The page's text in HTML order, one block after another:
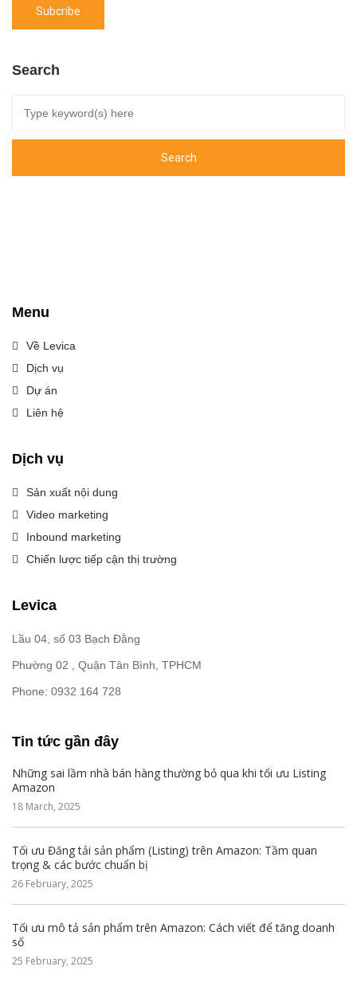
Search
Menu
Về Levica
Dịch vụ
Dự án
Liên hệ
Dịch vụ
Sản xuất nội dung
Video marketing
Inbound marketing
Chiến lược tiếp cận thị trường
Levica
Lầu 04, số 03 Bạch Đằng
Phường 02 , Quận Tân Bình, TPHCM
Phone: 0932 164 728
Tin tức gần đây
Những sai lầm nhà bán hàng thường bỏ qua khi tối ưu Listing
Amazon
18 March, 2025
Tối ưu Đăng tải sản phẩm (Listing) trên Amazon: Tầm quan
trọng & các bước chuẩn bị
26 February, 2025
Tối ưu mô tả sản phẩm trên Amazon: Cách viết để tăng doanh
số
25 February, 2025